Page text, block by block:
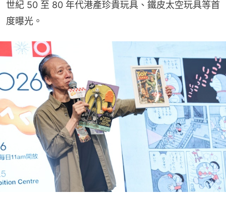
世紀 50 至 80 年代港產珍貴玩具、鐵皮太空玩具等首
度曝光。